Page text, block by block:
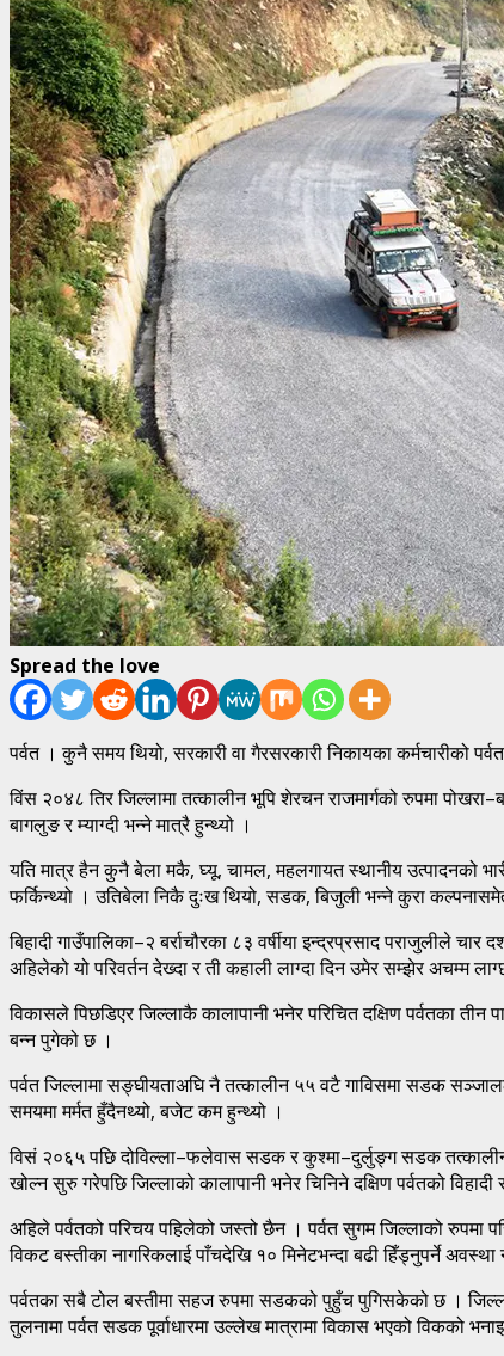
Spread the love
पर्वत । कुनै समय थियो, सरकारी वा गैरसरकारी निकायका कर्मचारीको
विंस २०४८ तिर जिल्लामा तत्कालीन भूपि शेरचन राजमार्गको रुपमा
बागलुङ र म्याग्दी भन्ने मात्रै हुन्थ्यो ।
यति मात्र हैन कुनै बेला मकै, घ्यू, चामल, महलगायत स्थानीय उत्पादनको
फर्किन्थ्यो । उतिबेला निकै दुःख थियो, सडक, बिजुली भन्ने कुरा
बिहादी गाउँपालिका–२ बर्राचौरका ८३ वर्षीया इन्द्रप्रसाद
अहिलेको यो परिवर्तन देख्दा र ती कहाली लाग्दा दिन उमेर सम्झेर अचम्म
विकासले पिछडिएर जिल्लाकै कालापानी भनेर परिचित दक्षिण पर्वतका
बन्न पुगेको छ ।
पर्वत जिल्लामा सङ्घीयताअघि नै तत्कालीन ५५ वटै गाविसमा सडक
समयमा मर्मत हुँदैनथ्यो, बजेट कम हुन्थ्यो ।
विसं २०६५ पछि दोविल्ला–फलेवास सडक र कुश्मा–दुर्लुङ्ग सडक तत्कालीन
खोल्न सुरु गरेपछि जिल्लाको कालापानी भनेर चिनिने दक्षिण पर्वतको
अहिले पर्वतको परिचय पहिलेको जस्तो छैन । पर्वत सुगम जिल्लाको
विकट बस्तीका नागरिकलाई पाँचदेखि १० मिनेटभन्दा बढी हिँड्नुपर्ने
पर्वतका सबै टोल बस्तीमा सहज रुपमा सडकको पुहुँच पुगिसकेको छ ।
तुलनामा पर्वत सडक पूर्वाधारमा उल्लेख मात्रामा विकास भएको विकको